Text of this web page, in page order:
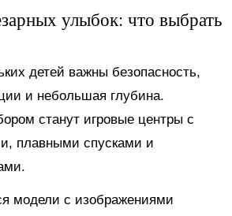
улыбок: что выбрать
детей важны безопасность,
и небольшая глубина.
станут игровые центры с
плавными спусками и
модели с изображениями